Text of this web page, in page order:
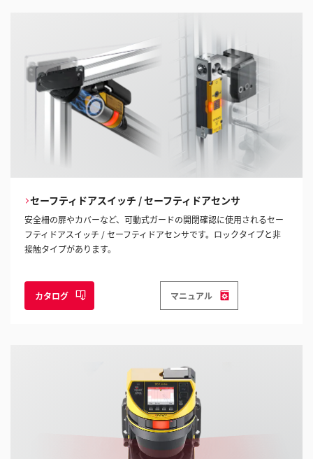
セーフティドアスイッチ / セーフティドアセンサ
安全柵の扉やカバーなど、可動式ガードの開閉確認に使用されるセー
フティドアスイッチ / セーフティドアセンサです。ロックタイプと非
接触タイプがあります。
カタログ マニュアル